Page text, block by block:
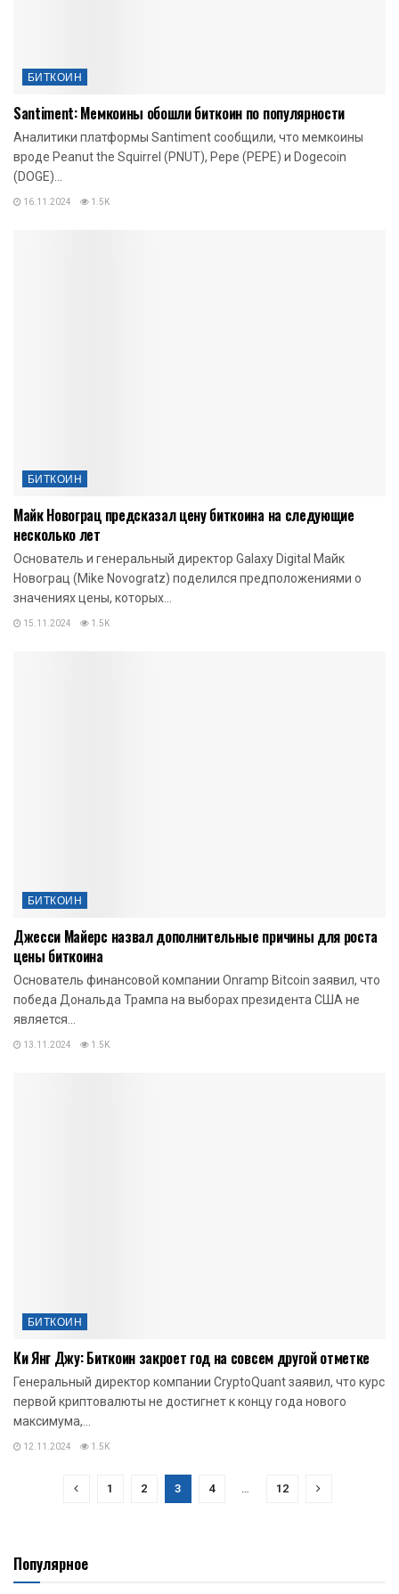
БИТКОИН
Santiment: Мемкоины обошли биткоин по популярности
Аналитики платформы Santiment сообщили, что мемкоины
вроде Peanut the Squirrel (PNUT), Pepe (PEPE) и Dogecoin
(DOGE)...
16.11.2024 1.5K
БИТКОИН
Майк Новограц предсказал цену биткоина на следующие
несколько лет
Основатель и генеральный директор Galaxy Digital Майк
Новограц (Mike Novogratz) поделился предположениями о
значениях цены, которых...
15.11.2024 1.5K
БИТКОИН
Джесси Майерс назвал дополнительные причины для роста
цены биткоина
Основатель финансовой компании Onramp Bitcoin заявил, что
победа Дональда Трампа на выборах президента США не
является...
13.11.2024 1.5K
БИТКОИН
Ки Янг Джу: Биткоин закроет год на совсем другой отметке
Генеральный директор компании CryptoQuant заявил, что курс
первой криптовалюты не достигнет к концу года нового
максимума,...
12.11.2024 1.5K
1 2 3 4 … 12
Популярное